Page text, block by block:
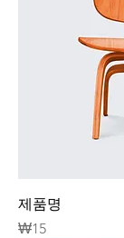
제품명
가격
₩15